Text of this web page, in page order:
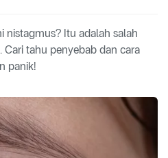
nistagmus? Itu adalah salah
tahu penyebab dan cara
panik!